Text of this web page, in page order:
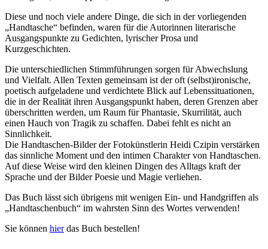
Diese und noch viele andere Dinge, die sich in der vorliegenden
„Handtasche“ befinden, waren für die Autorinnen literarische
Ausgangspunkte zu Gedichten, lyrischer Prosa und
Kurzgeschichten.
Die unterschiedlichen Stimmführungen sorgen für Abwechslung
und Vielfalt. Allen Texten gemeinsam ist der oft (selbst)ironische,
poetisch aufgeladene und verdichtete Blick auf Lebenssituationen,
die in der Realität ihren Ausgangspunkt haben, deren Grenzen aber
überschritten werden, um Raum für Phantasie, Skurrilität, auch
einen Hauch von Tragik zu schaffen. Dabei fehlt es nicht an
Sinnlichkeit.
Die Handtaschen-Bilder der Fotokünstlerin Heidi Czipin verstärken
das sinnliche Moment und den intimen Charakter von Handtaschen.
Auf diese Weise wird den kleinen Dingen des Alltags kraft der
Sprache und der Bilder Poesie und Magie verliehen.
Das Buch lässt sich übrigens mit wenigen Ein- und Handgriffen als
„Handtaschenbuch“ im wahrsten Sinn des Wortes verwenden!
Sie können hierdas Buch bestellen!